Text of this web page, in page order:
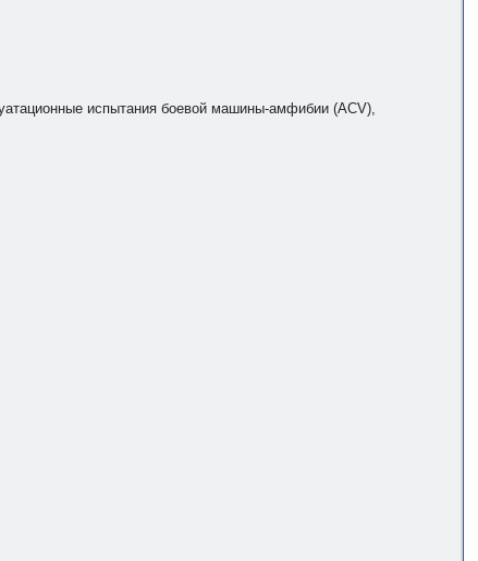
испытания боевой машины-амфибии (ACV),